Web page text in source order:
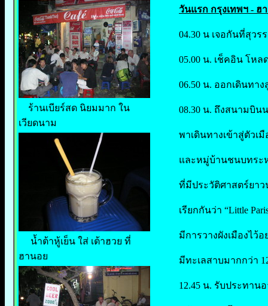
ร้านเบียร์สด นิยมมาก ใน
เวียดนาม
น้ำต้าหู้เย็น ใส่ เต้าฮวย ที่
ฮานอย
วันแรก กรุงเทพฯ - ฮ
04.30 น เจอกันที่สุว
05.00 น. เช็คอิน โหล
06.50 น. ออกเดินทา
08.30 น. ถึงสนามบิน
พาเดินทางเข้าสู่ตัว
และหมู่บ้านชนบทระ
ที่มีประวัติศาสตร์ยาว
เรียกกันว่า “Little
มีการวางผังเมืองไว้
มีทะเลสาบมากกว่า
12.45 น. รับประทาน